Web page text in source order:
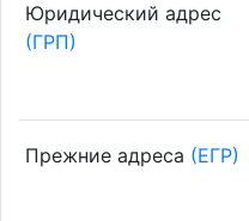
Юридический адрес
(ГРП)
Прежние адреса (ЕГР)